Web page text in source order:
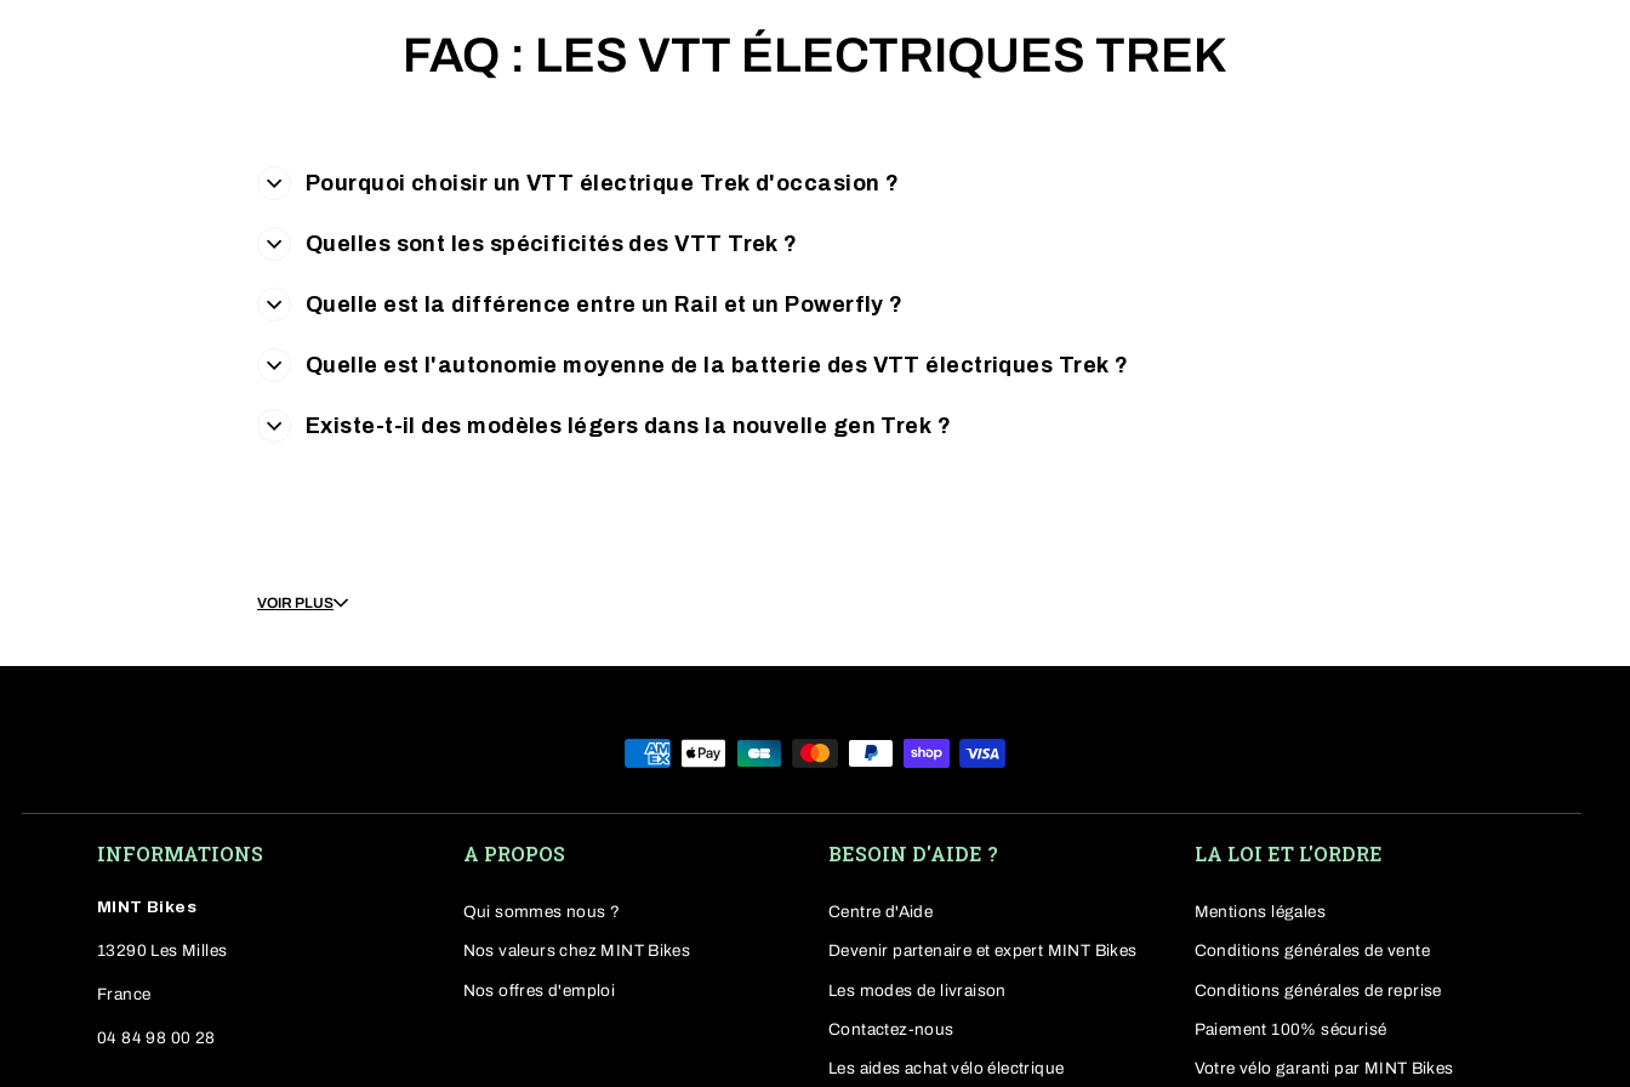
FAQ : LES VTT ÉLECTRIQUES TREK
Pourquoi choisir un VTT électrique Trek d'occasion ?
Quelles sont les spécificités des VTT Trek ?
Quelle est la différence entre un Rail et un Powerfly ?
Quelle est l'autonomie moyenne de la batterie des VTT électriques Trek ?
Existe-t-il des modèles légers dans la nouvelle gen Trek ?
Nos VTT électrique Trek reconditionnés
et lesvtt electrique Rocky Mountain.
Pourquoi choisir un VTT électrique Trek ?
innovation constante, la marque Trek propose des VTT à assistance électrique qui allient
performance, confort et
VOIR PLUS
INFORMATIONS
MINT Bikes
13290 Les Milles
France
04 84 98 00 28
A PROPOS
Qui sommes nous ?
Nos valeurs chez MINT Bikes
Nos offres d'emploi
BESOIN D'AIDE ?
Centre d'Aide
Devenir partenaire et expert MINT Bikes
Les modes de livraison
Contactez-nous
Les aides achat vélo électrique
LA LOI ET L'ORDRE
Mentions légales
Conditions générales de vente
Conditions générales de reprise
Paiement 100% sécurisé
Votre vélo garanti par MINT Bikes